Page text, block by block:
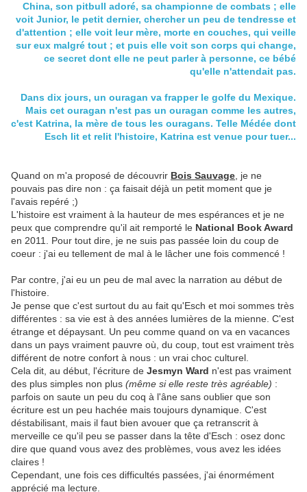
China, son pitbull adoré, sa championne de combats ; elle
voit Junior, le petit dernier, chercher un peu de tendresse et
d'attention ; elle voit leur mère, morte en couches, qui veille
sur eux malgré tout ; et puis elle voit son corps qui change,
ce secret dont elle ne peut parler à personne, ce bébé
qu'elle n'attendait pas.
Dans dix jours, un ouragan va frapper le golfe du Mexique.
Mais cet ouragan n'est pas un ouragan comme les autres,
c'est Katrina, la mère de tous les ouragans. Telle Médée dont
Esch lit et relit l'histoire, Katrina est venue pour tuer...
Quand on m'a proposé de découvrir Bois Sauvage , je ne
pouvais pas dire non : ça faisait déjà un petit moment que je
l'avais repéré ;)
L'histoire est vraiment à la hauteur de mes espérances et je ne
peux que comprendre qu'il ait remporté le National Book Award
en 2011. Pour tout dire, je ne suis pas passée loin du coup de
coeur : j'ai eu tellement de mal à le lâcher une fois commencé !
Par contre, j'ai eu un peu de mal avec la narration au début de
l'histoire.
Je pense que c'est surtout du au fait qu'Esch et moi sommes très
différentes : sa vie est à des années lumières de la mienne. C'est
étrange et dépaysant. Un peu comme quand on va en vacances
dans un pays vraiment pauvre où, du coup, tout est vraiment très
différent de notre confort à nous : un vrai choc culturel.
Cela dit, au début, l'écriture de Jesmyn Ward n'est pas vraiment
des plus simples non plus (même si elle reste très agréable) :
parfois on saute un peu du coq à l'âne sans oublier que son
écriture est un peu hachée mais toujours dynamique. C'est
déstabilisant, mais il faut bien avouer que ça retranscrit à
merveille ce qu'il peu se passer dans la tête d'Esch : osez donc
dire que quand vous avez des problèmes, vous avez les idées
claires !
Cependant, une fois ces difficultés passées, j'ai énormément
apprécié ma lecture.